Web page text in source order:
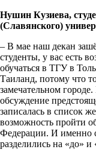
Нушин Кузиева,
(Славянского)
– В мае наш декан
студенты, у вас есть
обучаться в ТГУ в
Таиланд, потому что
замечательном
обсуждение
записалась в список
возможность пройти
Федерации. И именно
разделились на «до»